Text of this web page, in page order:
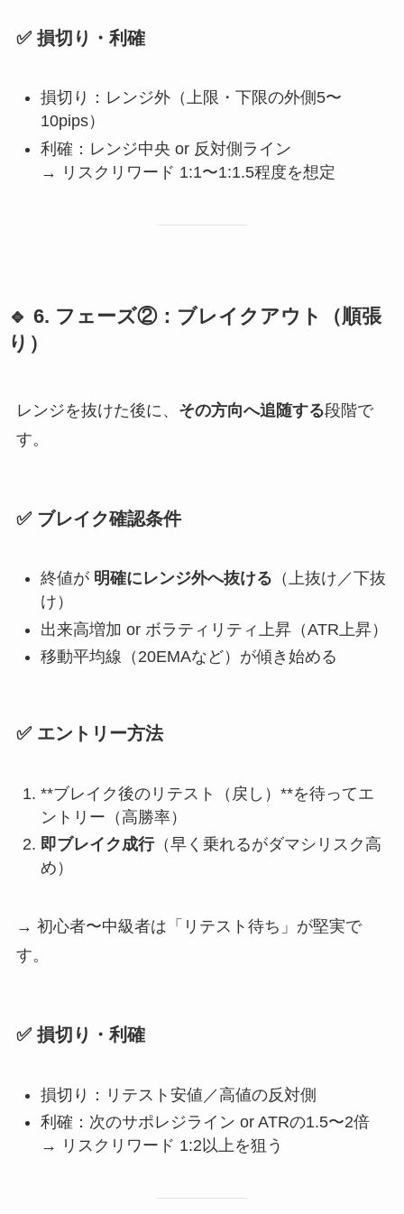
✅ 損切り・利確
損切り：レンジ外（上限・下限の外側5〜
10pips）
利確：レンジ中央 or 反対側ライン
→ リスクリワード 1:1〜1:1.5程度を想定
🔹 6. フェーズ②：ブレイクアウト（順張
り）
レンジを抜けた後に、 その方向へ追随する段階で
す。
✅ ブレイク確認条件
終値が 明確にレンジ外へ抜ける （上抜け／下抜
け）
出来高増加 or ボラティリティ上昇（ATR上昇）
移動平均線（20EMAなど）が傾き始める
✅ エントリー方法
**ブレイク後のリテスト（戻し）**を待ってエ
ントリー（高勝率）
即ブレイク成行（早く乗れるがダマシリスク高
め）
→ 初心者〜中級者は「リテスト待ち」が堅実で
す。
✅ 損切り・利確
損切り：リテスト安値／高値の反対側
利確：次のサポレジライン or ATRの1.5〜2倍
→ リスクリワード 1:2以上を狙う